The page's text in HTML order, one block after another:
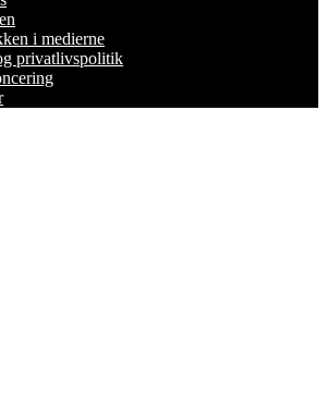
i medierne
privatlivspolitik